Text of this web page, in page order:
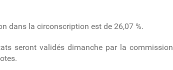
dans la circonscription est de 26,07 %.
seront validés dimanche par la commission